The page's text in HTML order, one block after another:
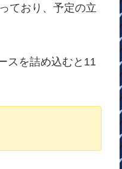
ており、予定の立
スを詰め込むと11